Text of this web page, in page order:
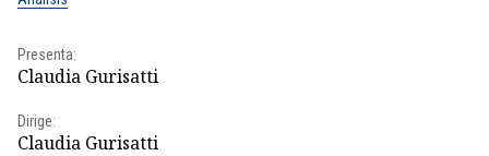
Presenta:
Claudia Gurisatti
Dirige:
Claudia Gurisatti